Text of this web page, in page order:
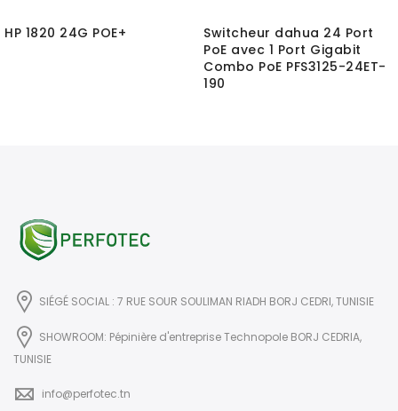
HP 1820 24G POE+
Switcheur dahua 24 Port
PoE avec 1 Port Gigabit
Combo PoE PFS3125-24ET-
190
SIÉGÉ SOCIAL : 7 RUE SOUR SOULIMAN RIADH BORJ CEDRI, TUNISIE
SHOWROOM: Pépinière d'entreprise Technopole BORJ CEDRIA,
TUNISIE
info@perfotec.tn